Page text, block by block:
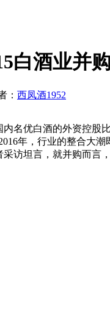
白酒业并
： 西凤酒1952
内名优白酒的外资控股
年，行业的整合大
访坦言，就并购而